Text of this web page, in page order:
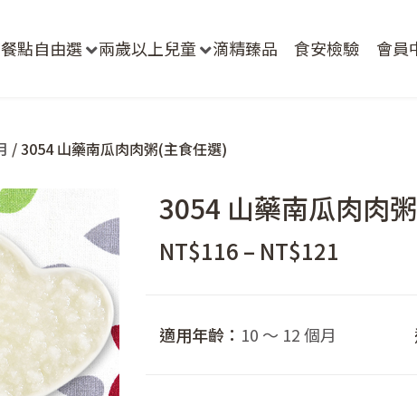
點自由選 兩歲以上兒童 滴精臻品 食安檢驗 會員
/ 3054 山藥南瓜肉肉粥(主食任選)
3054 山藥南瓜肉肉
NT$116 – NT$121
適用年齡： 10 ～ 12 個月